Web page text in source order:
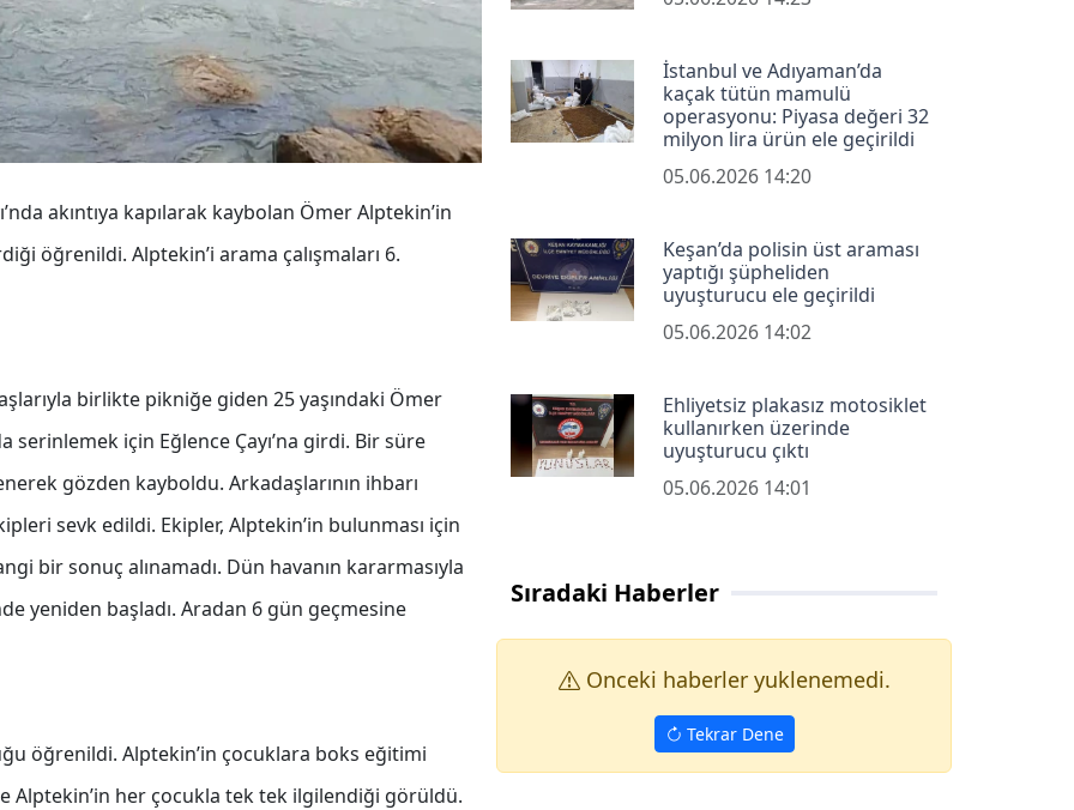
akıntıya kapılarak kaybolan Ömer Alptekin’in
öğrenildi. Alptekin’i arama çalışmaları 6.
birlikte pikniğe giden 25 yaşındaki Ömer
serinlemek için Eğlence Çayı’na girdi. Bir süre
gözden kayboldu. Arkadaşlarının ihbarı
sevk edildi. Ekipler, Alptekin’in bulunması için
bir sonuç alınamadı. Dün havanın kararmasıyla
yeniden başladı. Aradan 6 gün geçmesine
öğrenildi. Alptekin’in çocuklara boks eğitimi
Alptekin’in her çocukla tek tek ilgilendiği görüldü.
İstanbul ve Adıyaman’da
kaçak tütün mamulü
operasyonu: Piyasa değeri 32
milyon lira ürün ele geçirildi
05.06.2026 14:20
Keşan’da polisin üst araması
yaptığı şüpheliden
uyuşturucu ele geçirildi
05.06.2026 14:02
Ehliyetsiz plakasız motosiklet
kullanırken üzerinde
uyuşturucu çıktı
05.06.2026 14:01
Sıradaki Haberler
Onceki haberler yuklenemedi.
Tekrar Dene